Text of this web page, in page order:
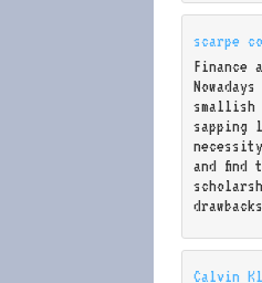
scarpe
Finance
smallish
sapping
and find
Calvin